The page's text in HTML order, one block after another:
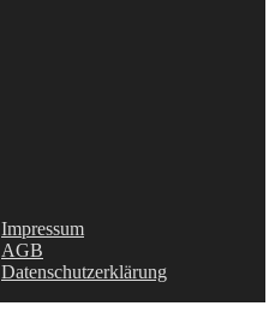
Impressum
AGB
Datenschutzerklärung